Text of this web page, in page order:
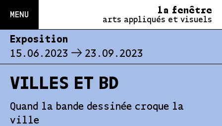
MENU la fenêtre
arts appliqués et visuels
Exposition
15.06.2023
23.09.2023
VILLES ET BD
Quand la bande dessinée croque la
ville